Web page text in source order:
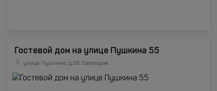
Гостевой дом на улице Пушкина 55
улица Пушкина, д.55, Евпатория